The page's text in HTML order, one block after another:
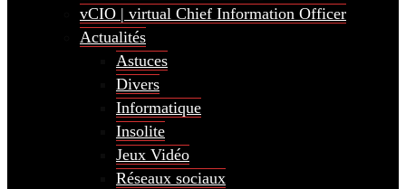
vCIO | virtual Chief Information Officer
Actualités
Astuces
Divers
Informatique
Insolite
Jeux Vidéo
Réseaux sociaux